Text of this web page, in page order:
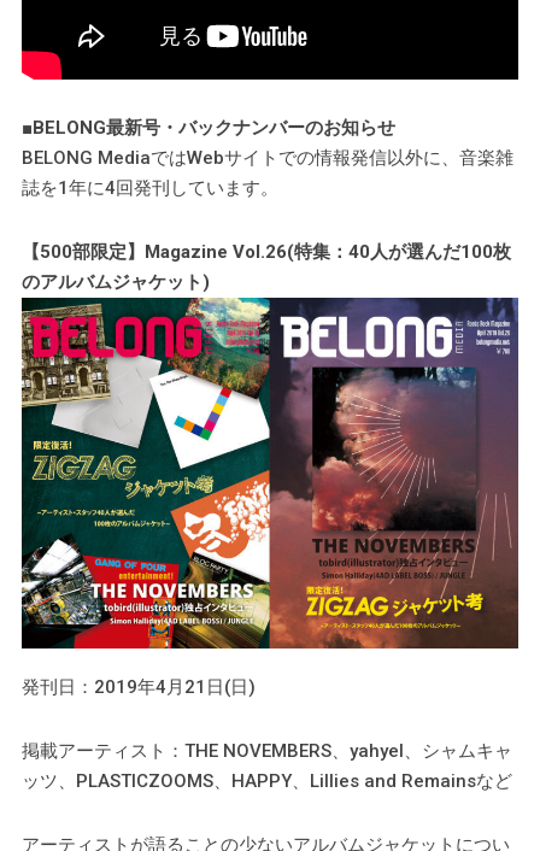
■BELONG最新号・バックナンバーのお知らせ
BELONG MediaではWebサイトでの情報発信以外に、音楽雑
誌を1年に4回発刊しています。
【500部限定】Magazine Vol.26(特集：40人が選んだ100枚
のアルバムジャケット)
発刊日：2019年4月21日(日)
掲載アーティスト：THE NOVEMBERS、yahyel、シャムキャ
ッツ、PLASTICZOOMS、HAPPY、Lillies and Remainsなど
アーティストが語ることの少ないアルバムジャケットについ